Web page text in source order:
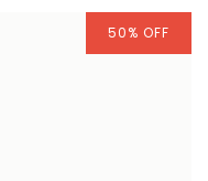
50% OFF